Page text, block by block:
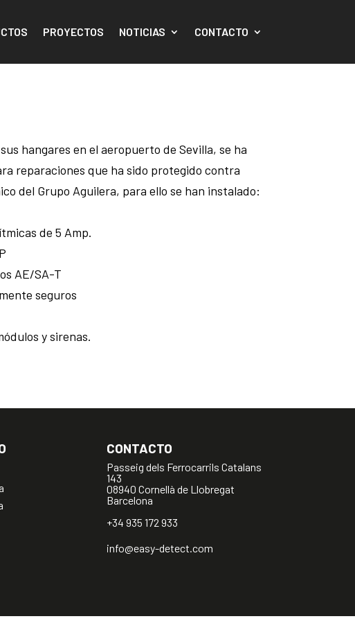
PROYECTOS NOTICIAS CONTACTO
hangares en el aeropuerto de Sevilla, se ha
reparaciones que ha sido protegido contra
del Grupo Aguilera, para ello se han instalado:
de 5 Amp.
AE/SA-T
seguros
y sirenas.
CONTACTO
Passeig dels Ferrocarrils Catalans
143
08940 Cornellà de Llobregat
Barcelona
+34 935 172 933
info@easy-detect.com